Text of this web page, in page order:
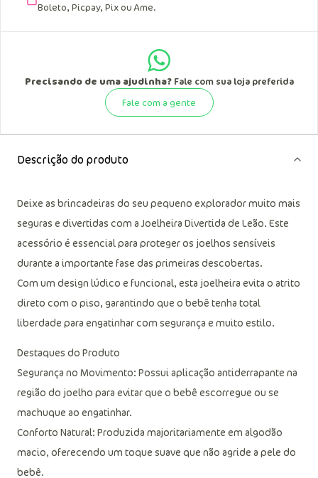
Boleto, Picpay, Pix ou Ame.
Precisando de uma ajudinha?Fale com sua loja preferida
Fale com a gente
Descrição do produto
Deixe as brincadeiras do seu pequeno explorador muito mais
seguras e divertidas com a Joelheira Divertida de Leão. Este
acessório é essencial para proteger os joelhos sensíveis
durante a importante fase das primeiras descobertas.
Com um design lúdico e funcional, esta joelheira evita o atrito
direto com o piso, garantindo que o bebê tenha total
liberdade para engatinhar com segurança e muito estilo.
Destaques do Produto
Segurança no Movimento: Possui aplicação antiderrapante na
região do joelho para evitar que o bebê escorregue ou se
machuque ao engatinhar.
Conforto Natural: Produzida majoritariamente em algodão
macio, oferecendo um toque suave que não agride a pele do
bebê.